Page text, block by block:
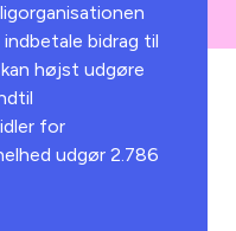
bidrag til
højst udgøre
for
udgør 2.786